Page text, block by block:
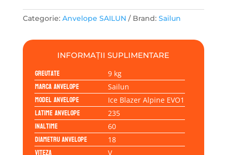
ALPINE
235/60R18
68V
Categorie: Anvelope SAILUN Brand: Sailun
INFORMAȚII SUPLIMENTARE
Greutate 9 kg
Marca anvelope Sailun
Model anvelope Ice Blazer Alpine EVO1
Latime anvelope 235
Inaltime 60
Diametru anvelope 18
V